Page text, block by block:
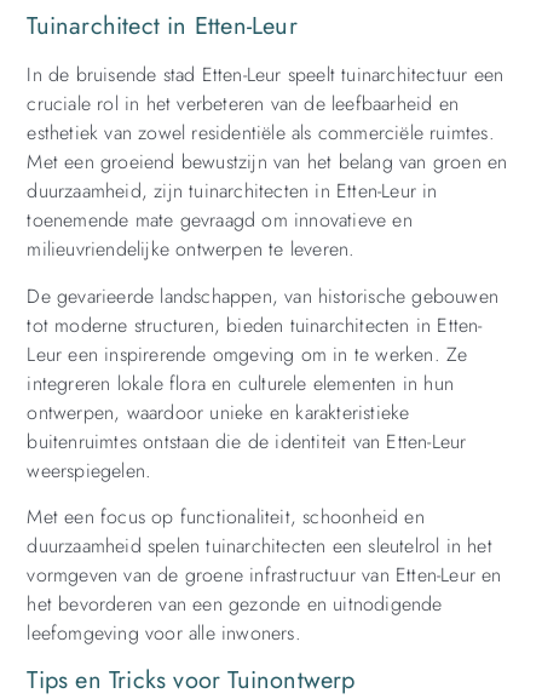
Tuinarchitect in Etten-Leur
In de bruisende stad Etten-Leur speelt tuinarchitectuur een
cruciale rol in het verbeteren van de leefbaarheid en
esthetiek van zowel residentiële als commerciële ruimtes.
Met een groeiend bewustzijn van het belang van groen en
duurzaamheid, zijn tuinarchitecten in Etten-Leur in
toenemende mate gevraagd om innovatieve en
milieuvriendelijke ontwerpen te leveren.
De gevarieerde landschappen, van historische gebouwen
tot moderne structuren, bieden tuinarchitecten in Etten-
Leur een inspirerende omgeving om in te werken. Ze
integreren lokale flora en culturele elementen in hun
ontwerpen, waardoor unieke en karakteristieke
buitenruimtes ontstaan die de identiteit van Etten-Leur
weerspiegelen.
Met een focus op functionaliteit, schoonheid en
duurzaamheid spelen tuinarchitecten een sleutelrol in het
vormgeven van de groene infrastructuur van Etten-Leur en
het bevorderen van een gezonde en uitnodigende
leefomgeving voor alle inwoners.
Tips en Tricks voor Tuinontwerp